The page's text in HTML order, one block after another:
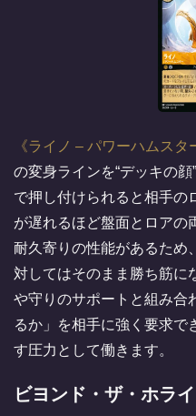
ライノ – パワーハムスタ
の変身ラインを“デッキの
で押し付けられると相手の
が遅れるほど盤面とロアの
耐久寄りの性能があるため
対してはそのまま勝ち筋に
や守りのサポートと組み合
るか」を相手に強く要求で
す圧力として働きます。
ビヨンド・ザ・ホラ